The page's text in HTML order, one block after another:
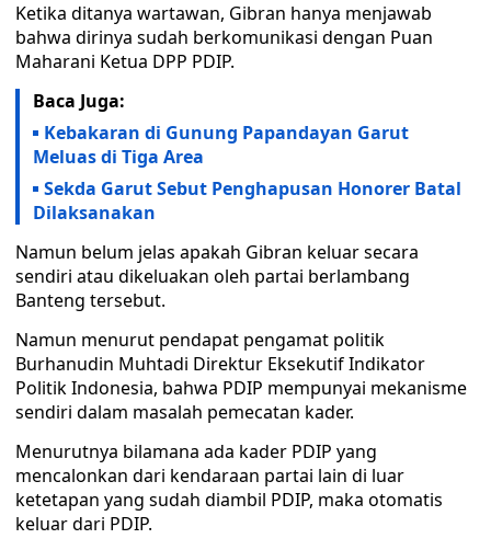
Ketika ditanya wartawan, Gibran hanya menjawab
bahwa dirinya sudah berkomunikasi dengan Puan
Maharani Ketua DPP PDIP.
Baca Juga:
Kebakaran di Gunung Papandayan Garut
Meluas di Tiga Area
Sekda Garut Sebut Penghapusan Honorer Batal
Dilaksanakan
Namun belum jelas apakah Gibran keluar secara
sendiri atau dikeluakan oleh partai berlambang
Banteng tersebut.
Namun menurut pendapat pengamat politik
Burhanudin Muhtadi Direktur Eksekutif Indikator
Politik Indonesia, bahwa PDIP mempunyai mekanisme
sendiri dalam masalah pemecatan kader.
Menurutnya bilamana ada kader PDIP yang
mencalonkan dari kendaraan partai lain di luar
ketetapan yang sudah diambil PDIP, maka otomatis
keluar dari PDIP.